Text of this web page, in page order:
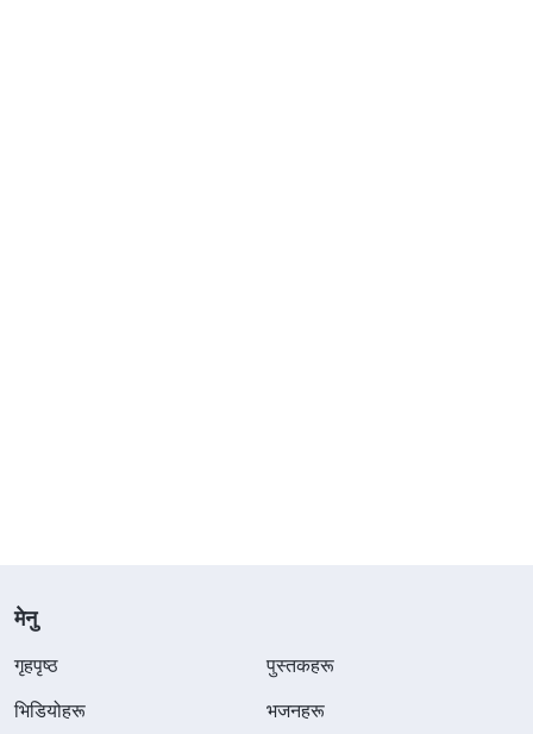
मेनु
गृहपृष्ठ
पुस्तकहरू
भिडियोहरू
भजनहरू